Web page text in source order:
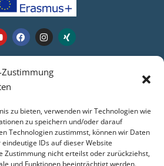
Zustimmung
zu bieten, verwenden wir Technologien wie
zu speichern und/oder darauf
Technologien zustimmst, können wir Daten
IDs auf dieser Website
Zustimmung nicht erteilst oder zurückziehst,
und Funktionen beeinträchtigt werden.